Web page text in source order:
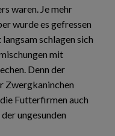
waren. Je mehr
wurde es gefressen
schlagen sich
mit
Denn der
Zwergkaninchen
Futterfirmen auch
ungesunden